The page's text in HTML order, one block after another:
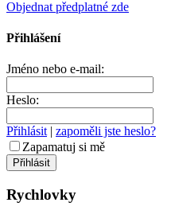
Objednat předplatné zde
Přihlášení
Jméno nebo e-mail:
Heslo:
Přihlásit | zapoměli jste heslo?
Zapamatuj si mě
Rychlovky